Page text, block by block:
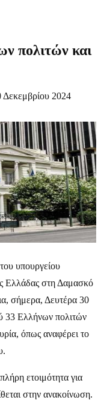
πολιτών και
Δεκεμβρίου 2024
υπουργείου
Ελλάδας στη Δαμασκό
σήμερα, Δευτέρα 30
33 Ελλήνων πολιτών
όπως αναφέρει το
ετοιμότητα για
στην ανακοίνωση.